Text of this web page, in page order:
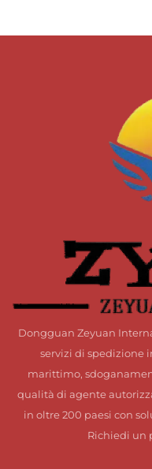
Dongguan Zeyuan
servizi di spedizione
marittimo,
qualità di agente
in oltre 200 paesi con
Richiedi un